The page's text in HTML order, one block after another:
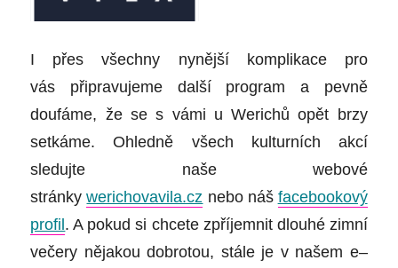
I přes všechny nynější komplikace pro
vás připravujeme další program a pevně
doufáme, že se s vámi u Werichů opět brzy
setkáme. Ohledně všech kulturních akcí
sledujte naše webové
stránky werichovavila.cz nebo náš facebookový
profil . A pokud si chcete zpříjemnit dlouhé zimní
večery nějakou dobrotou, stále je v našem e–